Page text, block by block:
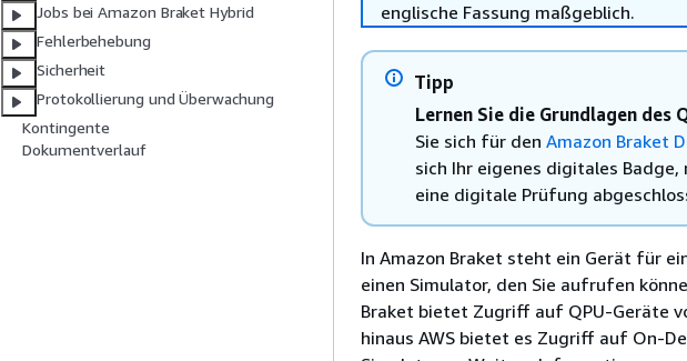
Jobs bei Amazon Braket Hybrid
Fehlerbehebung
Sicherheit
Protokollierung und Überwachung
Kontingente
Dokumentverlauf
englische Fassung maßgeblich.
Tipp
Lernen Sie die Grundlagen des
Sie sich für den Amazon Braket
sich Ihr eigenes digitales Badge,
eine digitale Prüfung
In Amazon Braket steht ein Gerät für
einen Simulator, den Sie aufrufen
Braket bietet Zugriff auf QPU-Geräte
hinaus AWS bietet es Zugriff auf On-